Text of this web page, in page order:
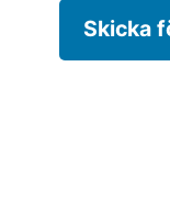
Skicka